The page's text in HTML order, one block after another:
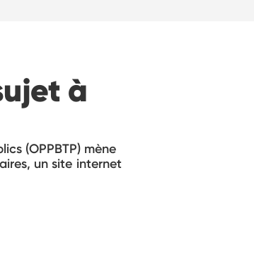
à
(OPPBTP) mène
un site internet